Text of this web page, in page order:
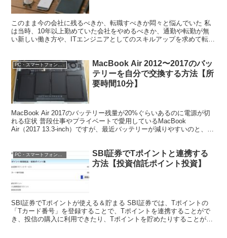
このまま今の会社に残るべきか、転職すべきか悶々と悩んでいた 私
は当時、10年以上勤めていた会社をやめるべきか、通勤や転勤が無
い新しい働き方や、ITエンジニアとしてのスキルアップを求めて転職
PC・スマートフォン・電子マネー
MacBook Air 2012〜2017のバッ
テリーを自分で交換する方法【所
要時間10分】
MacBook Air 2017のバッテリー残量が20%ぐらいあるのに電源が切
れる症状 普段仕事やプライベートで愛用しているMacBook
Air（2017 13.3-inch）ですが、最近バッテリーが減りやすいのと、残
PC・スマートフォン・電子マネー
SBI証券でTポイントと連携する
方法【投資信託ポイント投資】
SBI証券でTポイントが使える＆貯まる SBI証券では、Tポイントの
「Tカード番号」を登録することで、Tポイントを連携することがで
き、投信の購入に利用できたり、Tポイントを貯めたりすることがで